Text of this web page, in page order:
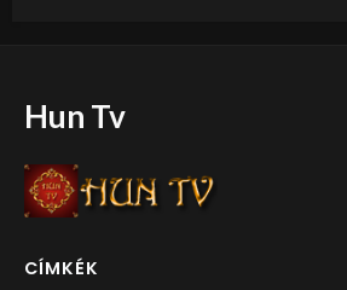
Hun Tv
CÍMKÉK